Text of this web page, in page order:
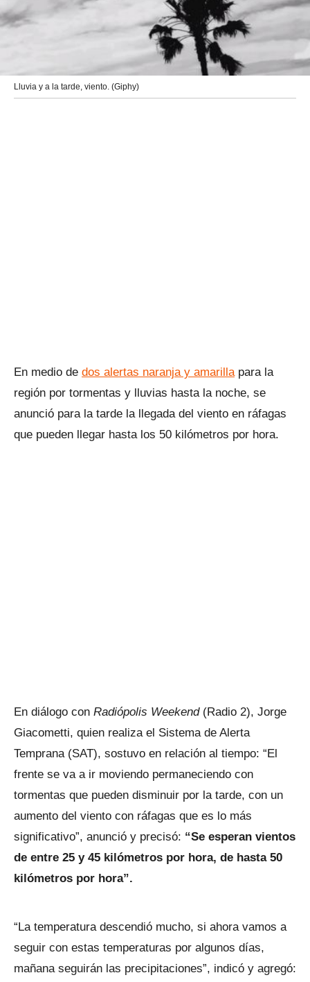
Lluvia y a la tarde, viento. (Giphy)
En medio de dos alertas naranja y amarillapara la
región por tormentas y lluvias hasta la noche, se
anunció para la tarde la llegada del viento en ráfagas
que pueden llegar hasta los 50 kilómetros por hora.
En diálogo con Radiópolis Weekend(Radio 2), Jorge
Giacometti, quien realiza el Sistema de Alerta
Temprana (SAT), sostuvo en relación al tiempo: “El
frente se va a ir moviendo permaneciendo con
tormentas que pueden disminuir por la tarde, con un
aumento del viento con ráfagas que es lo más
significativo”, anunció y precisó: “Se esperan vientos
de entre 25 y 45 kilómetros por hora, de hasta 50
kilómetros por hora”.
“La temperatura descendió mucho, si ahora vamos a
seguir con estas temperaturas por algunos días,
mañana seguirán las precipitaciones”, indicó y agregó: